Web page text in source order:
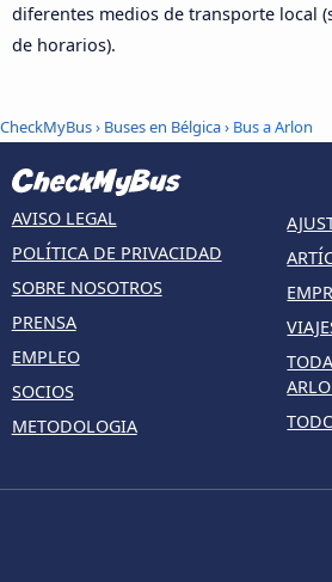
diferentes medios de transporte local
de horarios).
CheckMyBus› Buses en Bélgica› Bus a Arlon
AVISO LEGAL
POLÍTICA DE PRIVACIDAD
SOBRE NOSOTROS
PRENSA
EMPLEO
SOCIOS
METODOLOGIA